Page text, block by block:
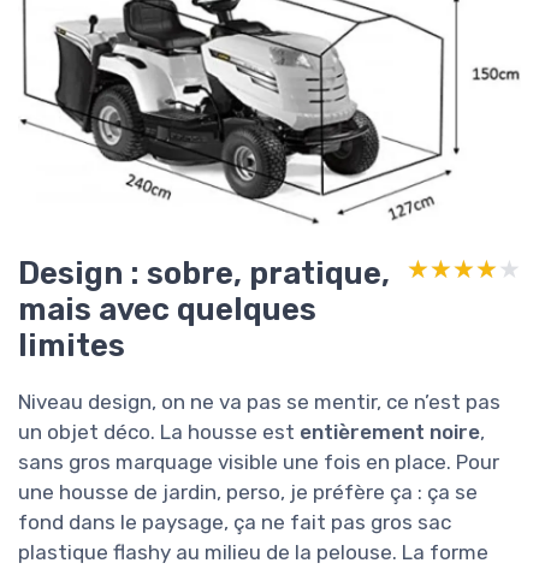
Design : sobre, pratique,
mais avec quelques
limites
★★★★★
★★★★★
Niveau design, on ne va pas se mentir, ce n’est pas
un objet déco. La housse est entièrement noire,
sans gros marquage visible une fois en place. Pour
une housse de jardin, perso, je préfère ça : ça se
fond dans le paysage, ça ne fait pas gros sac
plastique flashy au milieu de la pelouse. La forme